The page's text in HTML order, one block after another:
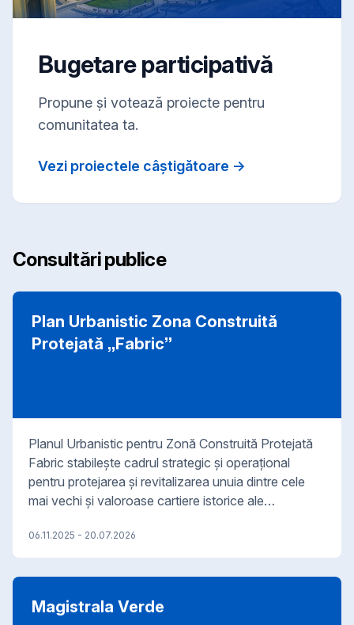
Bugetare participativă
Propune și votează proiecte pentru
comunitatea ta.
Vezi proiectele câștigătoare →
Consultări publice
Plan Urbanistic Zona Construită
Protejată „Fabric”
Planul Urbanistic pentru Zonă Construită Protejată
Fabric stabilește cadrul strategic și operațional
pentru protejarea și revitalizarea unuia dintre cele
mai vechi și valoroase cartiere istorice ale
construit și urban nu doar ca element de conservat,
ci ca infrastructură culturală, economică și socială
care poate genera dezvoltare sustenabilă și viață
urbană activă. Abordarea proiectului pornește de la
analiza țesutului istoric, a diversității funcționale și
06.11.2025 - 20.07.2026
Magistrala Verde